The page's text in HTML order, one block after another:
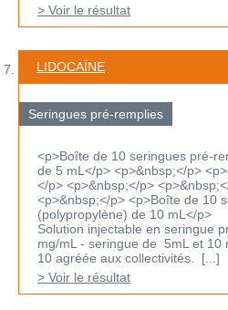
> Voir le résultat
LIDOCAÏNE
Seringues pré-remplies
<p>Boîte de 10 seringues pré-
de 5 mL</p> <p>&nbsp;</p>
</p> <p>&nbsp;</p>
<p>&nbsp;</p> <p>Boîte de 10
(polypropylène) de 10 mL</p>
Solution injectable en seringue
mg/mL - seringue de 5mL et 10
10 agréée aux collectivités. [...]
> Voir le résultat